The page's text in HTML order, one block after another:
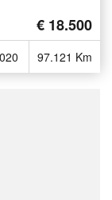
€ 18.500
97.121 Km